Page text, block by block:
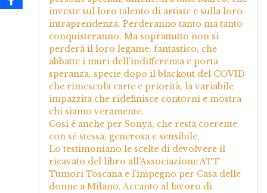
investe sul loro talento di artiste e sulla loro
intraprendenza. Perderanno tanto ma tanto
conquisteranno. Ma soprattutto non si
perderà il loro legame, fantastico, che
abbatte i muri dell’indifferenza e porta
speranza, specie dopo il blackout del COVID
che rimescola carte e priorità, la variabile
impazzita che ridefinisce contorni e mostra
chi siamo veramente.
Così è anche per Sonya, che resta coerente
con sé stessa, generosa e sensibile.
Lo testimoniano le scelte di devolvere il
ricavato del libro all’Associazione ATT
Tumori Toscana e l’impegno per Casa delle
donne a Milano. Accanto al lavoro di